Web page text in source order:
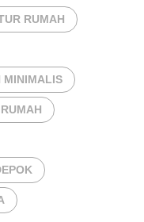
RUMAH
MINIMALIS